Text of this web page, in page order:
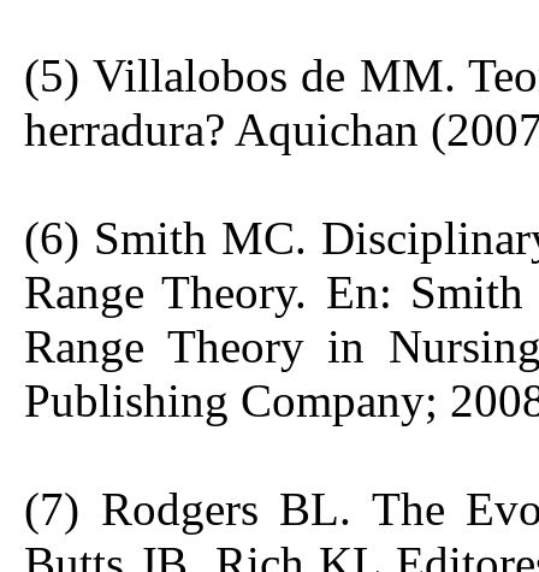
(5) Villalobos de MM.
herradura? Aquichan
(6) Smith MC.
Range Theory. En:
Range Theory in
Publishing Company;
(7) Rodgers BL. The